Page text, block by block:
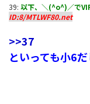
39: 以下、＼(^o^)／で
ID:8/MTLWF80.net
>>37
といっても小6